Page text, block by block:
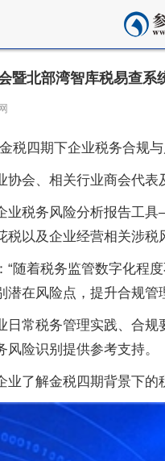
暨北部湾智库税易查系
税四期下企业税务合规与
协会、相关行业商会代
业税务风险分析报告工
以及企业经营相关涉税
“随着税务监管数字化程
在风险点，提升合规管
日常税务管理实践、合
险识别提供参考支持。
了解金税四期背景下